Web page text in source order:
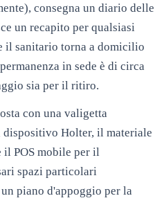
consegna un diario delle
un recapito per qualsiasi
il sanitario torna a domicilio
in sede è di circa
sia per il ritiro.
con una valigetta
Holter, il materiale
il POS mobile per il
spazi particolari
piano d'appoggio per la